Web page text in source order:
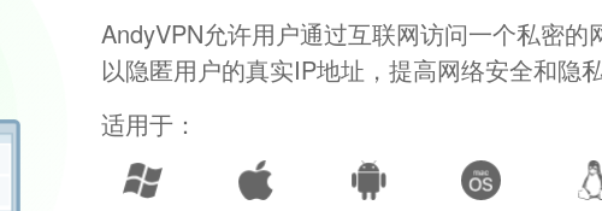
AndyVPN允许用户通过互联网访问一个私密的
以隐匿用户的真实IP地址，提高网络安全和隐私
适用于：